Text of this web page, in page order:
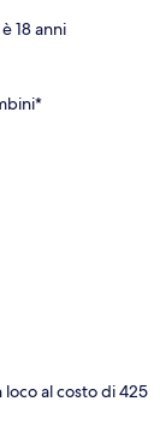
18 anni
al costo di 425